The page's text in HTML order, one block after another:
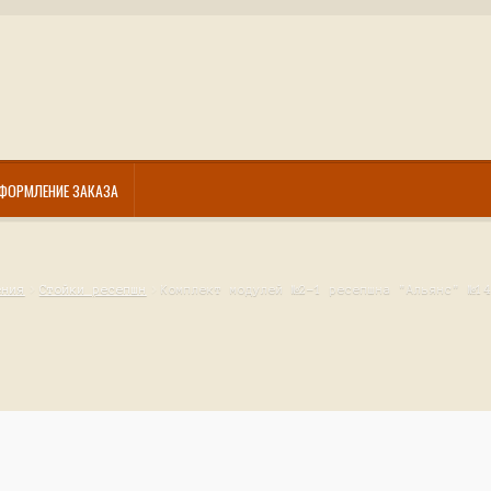
ЗАКАЗА
Стойки ресепшн Комплект модулей №2-1 ресепшна "Альянс"